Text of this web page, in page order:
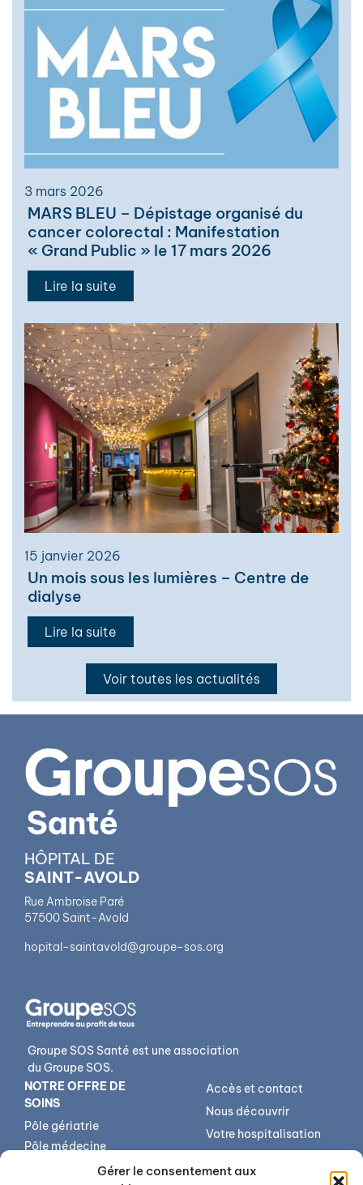
Gérer le consentement aux
3 mars 2026
MARS BLEU – Dépistage organisé du
cancer colorectal : Manifestation
« Grand Public » le 17 mars 2026
Lire la suite
15 janvier 2026
Un mois sous les lumières – Centre de
dialyse
Lire la suite
Voir toutes les actualités
HÔPITAL DE
SAINT-AVOLD
Rue Ambroise Paré
57500 Saint-Avold
hopital-saintavold@groupe-sos.org
Groupe SOS Santé est une association
du Groupe SOS.
NOTRE OFFRE DE
SOINS
Pôle gériatrie
Pôle médecine
Accès et contact
Nous découvrir
Votre hospitalisation
Votre sortie